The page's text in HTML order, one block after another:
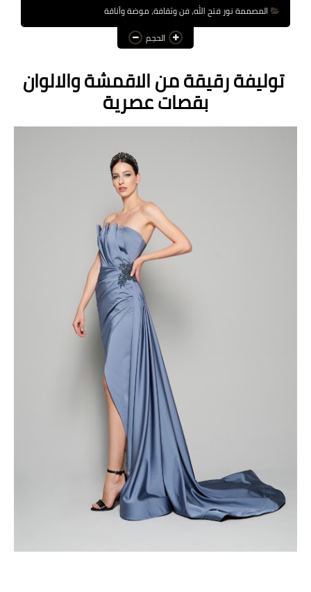
عالم المرأة
فن وثقافة
أخبار مصر
أخبار عربية
أخبار العالم
المصممة نور فتح الله، فن وثقافة، موضة وأناقة
الحجم
توليفة رقيقة من الاقمشة والالوان
بقصات عصرية